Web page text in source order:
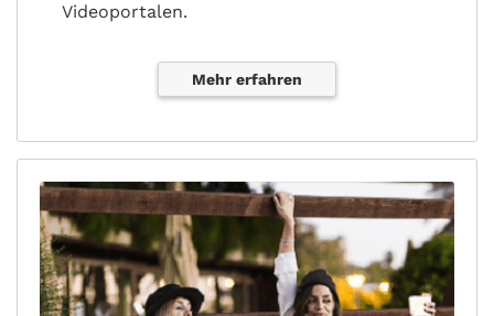
Videoportalen.
Mehr erfahren